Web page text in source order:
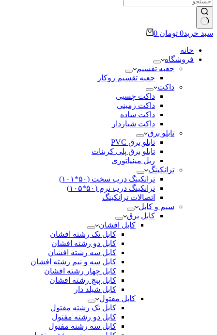
سبد خرید0 تومان 0
خانه
فروشگاه
جعبه تقسیم
جعبه تقسیم روکار
داکت
داکت چسبی
داکت زمینی
داکت ساده
داکت شیاردار
تابلو برق
تابلو برق PVC
تابلو برق پلی کربنات
ریل مینیاتوری
ترانکینگ
ترانکینگ درب سخت (۵۰*۱۰۱)
ترانکینگ درب نرم (۵۰*۱۰۵)
اتصالات ترانکینگ
سیم و کابل
کابل برق
کابل افشان
کابل تک رشته افشان
کابل دو رشته افشان
کابل سه رشته افشان
کابل سه و نیم رشته افشان
کابل چهار رشته افشان
کابل پنج رشته افشان
کابل شیلد دار
کابل مفتول
کابل تک رشته مفتول
کابل دو رشته مفتول
کابل سه رشته مفتول